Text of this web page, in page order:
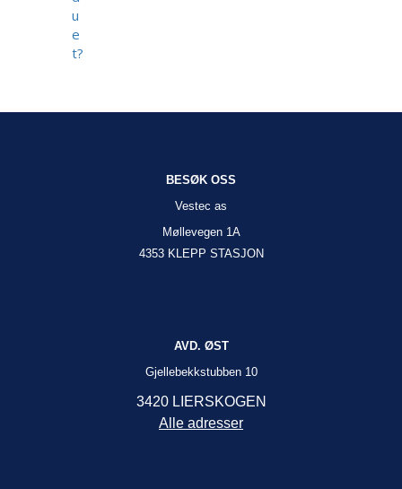
u
e
t?
BESØK OSS
Vestec as
Møllevegen 1A
4353 KLEPP STASJON
AVD. ØST
Gjellebekkstubben 10
3420 LIERSKOGEN
Alle adresser